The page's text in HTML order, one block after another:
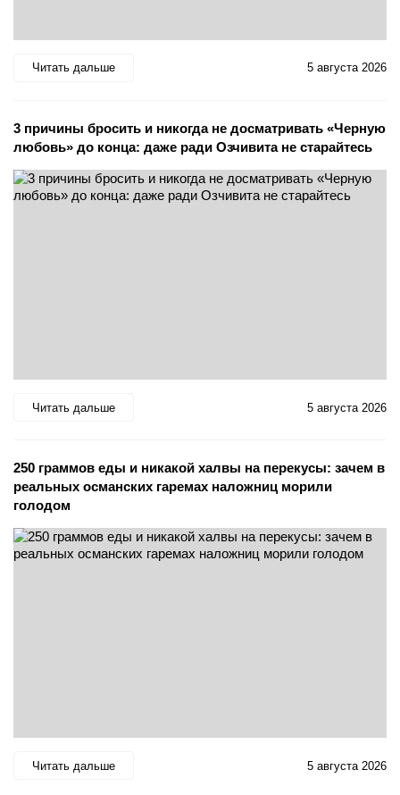
Читать дальше 5 августа 2026
3 причины бросить и никогда не досматривать «Черную
любовь» до конца: даже ради Озчивита не старайтесь
Читать дальше 5 августа 2026
250 граммов еды и никакой халвы на перекусы: зачем в
реальных османских гаремах наложниц морили
голодом
Читать дальше 5 августа 2026